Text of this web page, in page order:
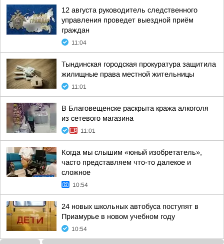
12 августа руководитель следственного
управления проведет выездной приём
граждан
11:04
Тындинская городская прокуратура защитила
жилищные права местной жительницы
11:01
В Благовещенске раскрыта кража алкоголя
из сетевого магазина
11:01
Когда мы слышим «юный изобретатель»,
часто представляем что-то далекое и
сложное
10:54
24 новых школьных автобуса поступят в
Приамурье в новом учебном году
10:54